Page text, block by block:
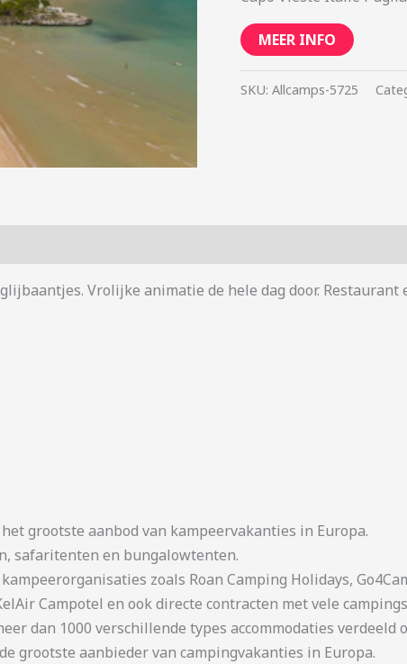
MEER INFO
SKU: Allcamps-5725
Vrolijke animatie de hele dag door. Restaurant
grootste aanbod van kampeervakanties in Europa.
safaritenten en bungalowtenten.
zoals Roan Camping Holidays,
Campotel en ook directe contracten met vele
dan 1000 verschillende types accommodaties verdeeld
grootste aanbieder van campingvakanties in Europa.